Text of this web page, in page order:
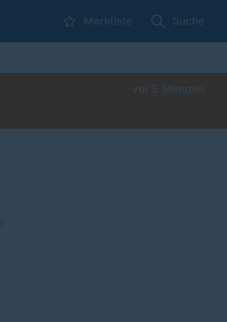
Merkliste Suche
vor 5 Minuten